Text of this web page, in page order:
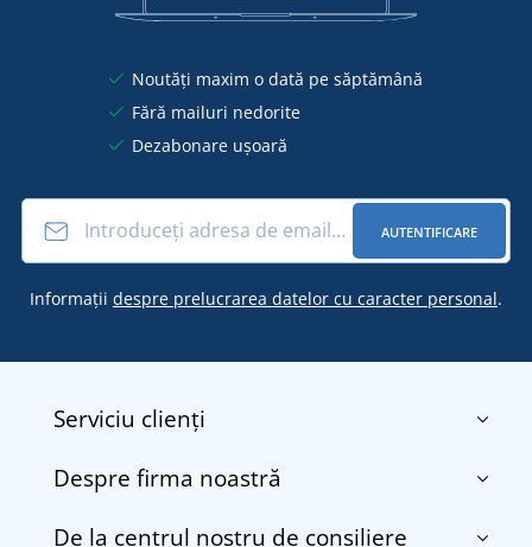
Noutăți maxim o dată pe săptămână
Fără mailuri nedorite
Dezabonare ușoară
AUTENTIFICARE
Informații despre prelucrarea datelor cu caracter personal.
Serviciu clienți
Contact
Despre firma noastră
Despre noi
De la centrul nostru de consiliere